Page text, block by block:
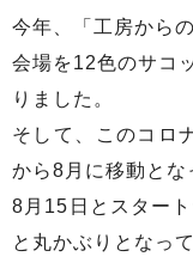
今年、「工房から
会場を12色のサコ
りました。
そして、このコロ
から8月に移動とな
8月15日とスター
と丸かぶりとなっ